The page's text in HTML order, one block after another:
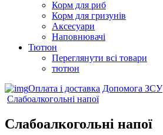
Корм для риб
Корм для гризунів
Аксесуари
Наповнювачі
Тютюн
Переглянути всі товари
тютюн
Оплата і доставка Допомога ЗСУ
Слабоалкогольні напої
Слабоалкогольні напої